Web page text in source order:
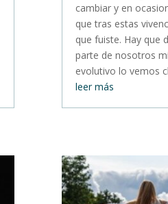
cambiar y en
que tras estas
que fuiste. Hay que
parte de nosotros
evolutivo lo vemos
leer más